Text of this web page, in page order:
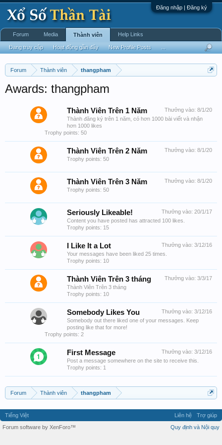
Đăng nhập | Đăng ký
Forum Thành viên thangpham
Awards: thangpham
Thưởng vào: 8/1/20
Thành Viên Trên 1 Năm
Thành đăng ký trên 1 năm, có hơn 1000 bài viết và nhận
hơn 1000 likes
Trophy points: 50
Thưởng vào: 8/1/20
Thành Viên Trên 2 Năm
Trophy points: 50
Thưởng vào: 8/1/20
Thành Viên Trên 3 Năm
Trophy points: 50
Thưởng vào: 20/1/17
Seriously Likeable!
Content you have posted has attracted 100 likes.
Trophy points: 15
Thưởng vào: 3/12/16
I Like It a Lot
Your messages have been liked 25 times.
Trophy points: 10
Thưởng vào: 3/3/17
Thành Viên Trên 3 tháng
Thành Viên Trên 3 tháng
Trophy points: 10
Thưởng vào: 3/12/16
Somebody Likes You
Somebody out there liked one of your messages. Keep
posting like that for more!
Trophy points: 2
Thưởng vào: 3/12/16
First Message
Post a message somewhere on the site to receive this.
Trophy points: 1
Forum Thành viên thangpham
Forum Media Thành viên
Đang truy cập Hoạt động gần đây New Profile Posts
Help Links
Tiếng Việt Liên hệ
Trợ giúp
Quy định và Nội quy
Forum software by XenForo™